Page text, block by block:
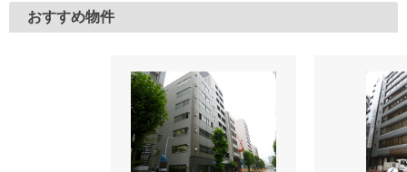
おすすめ物件